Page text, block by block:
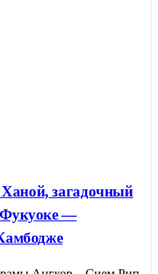
загадочный
Фукуоке —